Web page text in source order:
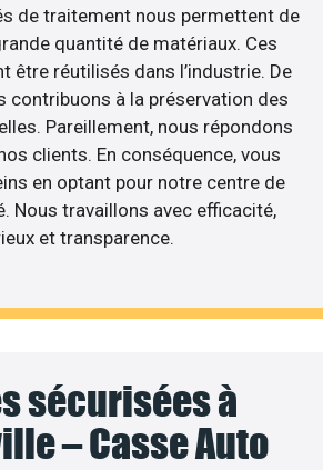
de traitement nous permettent de
quantité de matériaux. Ces
être réutilisés dans l’industrie. De
contribuons à la préservation des
Pareillement, nous répondons
clients. En conséquence, vous
en optant pour notre centre de
Nous travaillons avec efficacité,
et transparence.
sécurisées à
– Casse Auto